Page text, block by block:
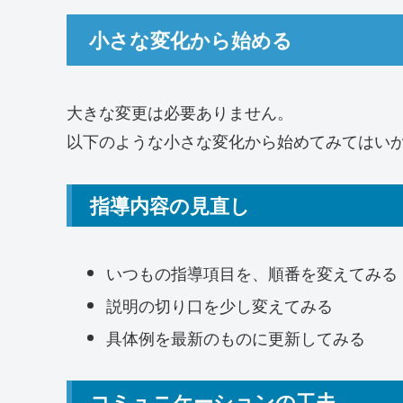
小さな変化から始める
大きな変更は必要ありません。
以下のような小さな変化から始めてみてはい
指導内容の見直し
いつもの指導項目を、順番を変えてみる
説明の切り口を少し変えてみる
具体例を最新のものに更新してみる